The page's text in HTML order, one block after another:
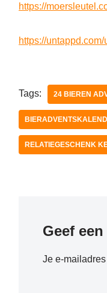
https://
https://
Tags: 24 BIEREN
RELATIEGESCHENK
Geef
Je e-